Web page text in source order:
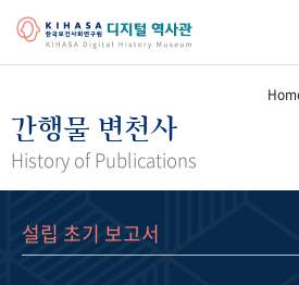
걸어온 길 기관 변천사
정책과 연구 키워드로 보는 연구 역사
간행물 변천사
History of Publications
설립 초기 보고서